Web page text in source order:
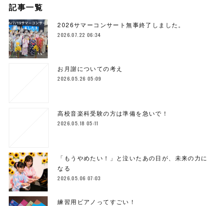
記事一覧
2026サマーコンサート無事終了しました。
2026.07.22 06:34
お月謝についての考え
2026.05.26 05:09
高校音楽科受験の方は準備を急いで！
2026.05.18 05:11
「もうやめたい！」と泣いたあの日が、未来の力に
なる
2026.05.06 07:03
練習用ピアノってすごい！